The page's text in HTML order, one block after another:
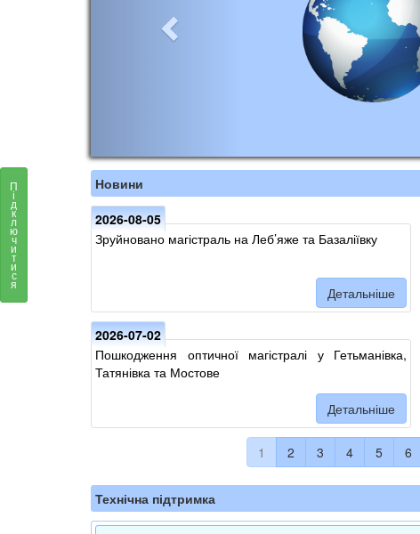
Новини
2026-08-05
Зруйновано магістраль на Леб’яже та Базаліївку
Детальніше
2026-07-02
Пошкодження оптичної магістралі у Гетьманівка,
Татянівка та Мостове
Детальніше
1 2 3 4 5 6
Технічна підтримка
П
і
д
к
л
ю
ч
и
т
и
с
я